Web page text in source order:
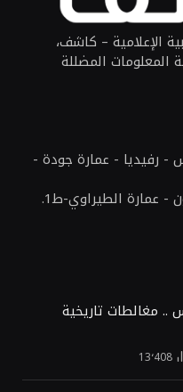
الإعلامية – كاشف،
المضللة
- رفيديا - عمارة جودة -
- عمارة الطيراوي-ط1.
مغالطات تاريخية
13٬408